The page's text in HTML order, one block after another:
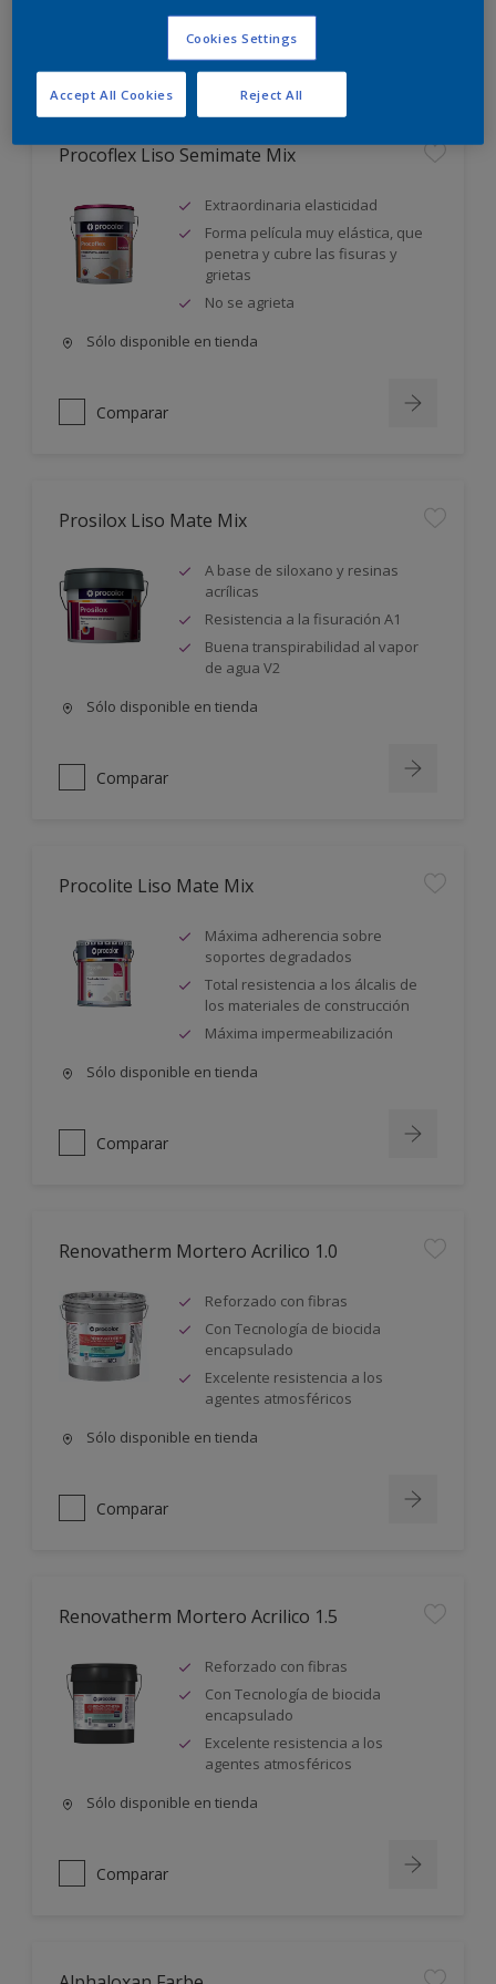
Procoflex Liso Semimate Mix
Extraordinaria elasticidad
Forma película muy elástica, que
penetra y cubre las fisuras y
grietas
No se agrieta
Sólo disponible en tienda
Comparar
Prosilox Liso Mate Mix
A base de siloxano y resinas
acrílicas
Resistencia a la fisuración A1
Buena transpirabilidad al vapor
de agua V2
Sólo disponible en tienda
Comparar
Procolite Liso Mate Mix
Máxima adherencia sobre
soportes degradados
Total resistencia a los álcalis de
los materiales de construcción
Máxima impermeabilización
Sólo disponible en tienda
Comparar
Renovatherm Mortero Acrilico 1.0
Reforzado con fibras
Con Tecnología de biocida
encapsulado
Excelente resistencia a los
agentes atmosféricos
Sólo disponible en tienda
Comparar
Renovatherm Mortero Acrilico 1.5
Reforzado con fibras
Con Tecnología de biocida
encapsulado
Excelente resistencia a los
agentes atmosféricos
Sólo disponible en tienda
Comparar
Cookies Settings
Reject All
Accept All Cookies